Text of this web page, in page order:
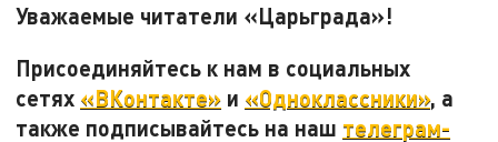
Уважаемые читатели «Царьграда»!
Присоединяйтесь к нам в социальных
сетях «ВКонтакте» и «Одноклассники», а
также подписывайтесь на наш телеграм-